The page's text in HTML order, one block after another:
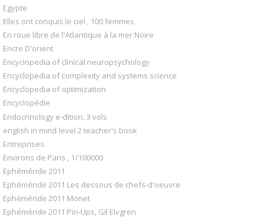
Egypte
Elles ont conquis le ciel , 100 femmes
En roue libre de l'Atlantique à la mer Noire
Encre D'orient
Encyclopedia of clinical neuropsychology
Encyclopedia of complexity and systems science
Encyclopedia of optimization
Encyclopédie
Endocrinology e-dition. 3 vols
english in mind level 2 teacher's book
Entreprises
Environs de Paris , 1/100000
Ephéméride 2011
Ephéméride 2011 Les dessous de chefs-d'oeuvre
Ephéméride 2011 Monet
Ephéméride 2011 Pin-Ups, Gil Elvgren